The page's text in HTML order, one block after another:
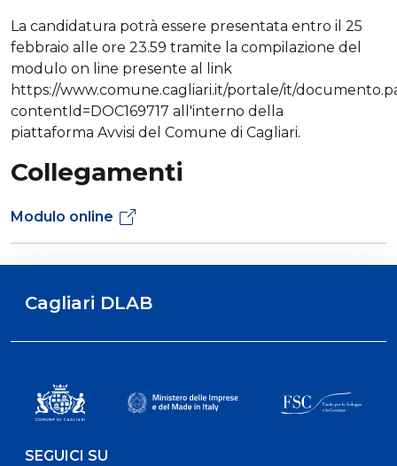
La candidatura potrà essere presentata entro il 25
febbraio alle ore 23.59 tramite la compilazione del
modulo on line presente al link
https://www.comune.cagliari.it/portale/it/
contentId=DOC169717 all'interno della
piattaforma Avvisi del Comune di Cagliari.
Collegamenti
Modulo online
Cagliari DLAB
SEGUICI SU